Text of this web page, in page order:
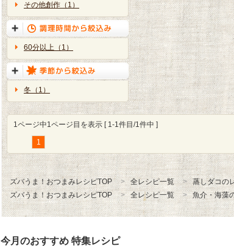
その他創作（1）
60分以上（1）
冬（1）
1ページ中1ページ目を表示 [ 1-1件目/1件中 ]
1
ズバうま！おつまみレシピTOP 全レシピ一覧
蒸しダコの
ズバうま！おつまみレシピTOP
全レシピ一覧 魚介・海藻
今月のおすすめ 特集レシピ